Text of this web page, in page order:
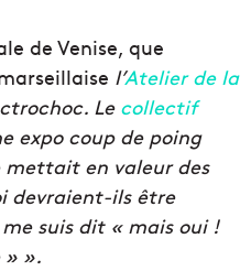
de Venise, que
l’Atelier de la
Le collectif
expo coup de poing
mettait en valeur des
devraient-ils être
suis dit « mais oui !
».